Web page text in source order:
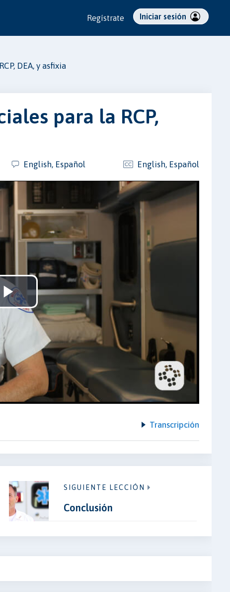
Regístrate Iniciar sesión
DEA, y asfixia
para la RCP,
English, Español English, Español
Play
Video
Transcripción
SIGUIENTE LECCIÓN
Conclusión